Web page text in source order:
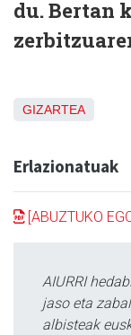
du. Bertan
GIZARTEA
Erlazionatuak
[ABUZTUKO
AIURRI
jaso eta
albisteak